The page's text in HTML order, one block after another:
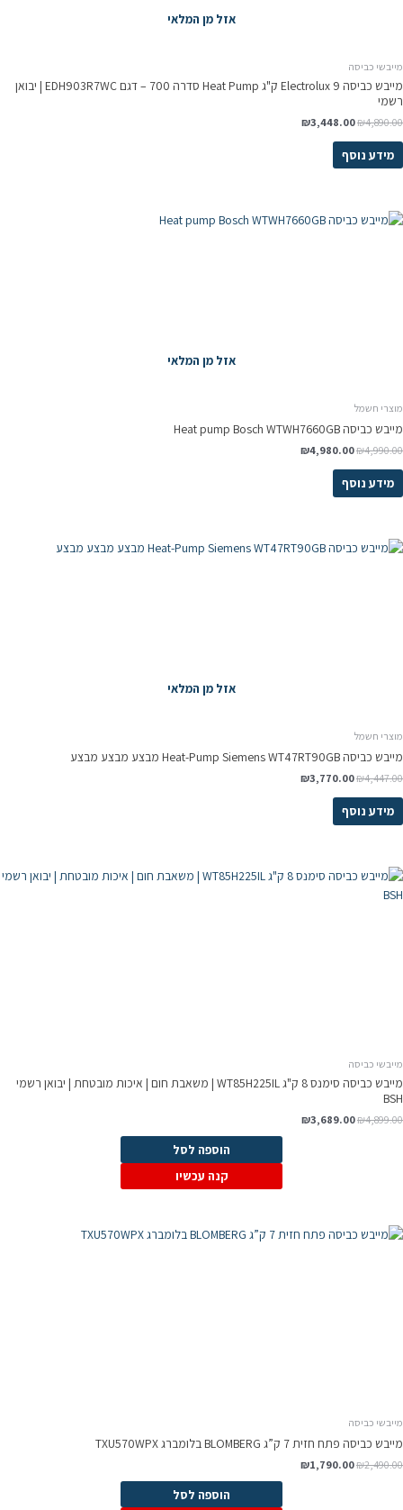
אזל מן המלאי
מייבשי כביסה
מייבש כביסה Electrolux 9 ק"ג Heat Pump סדרה 700 – דגם EDH903R7WC | יבואן
רשמי
₪4,890.00
₪3,448.00
מידע נוסף
אזל מן המלאי
מוצרי חשמל
מייבש כביסה Heat pump Bosch WTWH7660GB
₪4,990.00
₪4,980.00
מידע נוסף
אזל מן המלאי
מוצרי חשמל
מייבש כביסה Heat-Pump Siemens WT47RT90GB מבצע מבצע מבצע
₪4,447.00
₪3,770.00
מידע נוסף
מייבשי כביסה
מייבש כביסה סימנס 8 ק"ג WT85H225IL | משאבת חום | איכות מובטחת | יבואן רשמי
BSH
₪4,899.00
₪3,689.00
הוספה לסל
קנה עכשיו
מייבשי כביסה
מייבש כביסה פתח חזית 7 ק”ג BLOMBERG בלומברג TXU570WPX
₪2,490.00
₪1,790.00
הוספה לסל